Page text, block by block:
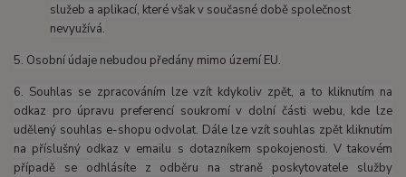
služeb a aplikací, které však v současné době společnost
nevyužívá.
5. Osobní údaje nebudou předány mimo území EU.
6. Souhlas se zpracováním lze vzít kdykoliv zpět, a to kliknutím na
odkaz pro úpravu preferencí soukromí v dolní části webu, kde lze
udělený souhlas e-shopu odvolat. Dále lze vzít souhlas zpět kliknutím
na příslušný odkaz v emailu s dotazníkem spokojenosti. V takovém
případě se odhlásíte z odběru na straně poskytovatele služby